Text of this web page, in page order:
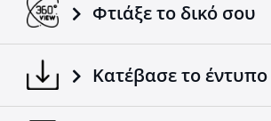
Φτιάξε το δικό σου
Κατέβασε το έντυπο